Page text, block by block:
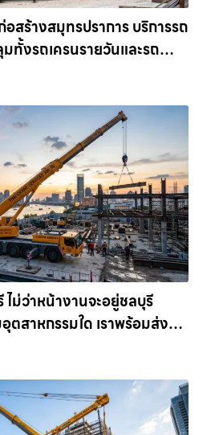
สร้างสมุทรปราการ บริการรถ
มทั้งรถเครนรายวันและรถ
ไม่ว่าหน้างานจะอยู่ชลบุรี
ตสาหกรรมใด เราพร้อมส่งรถ